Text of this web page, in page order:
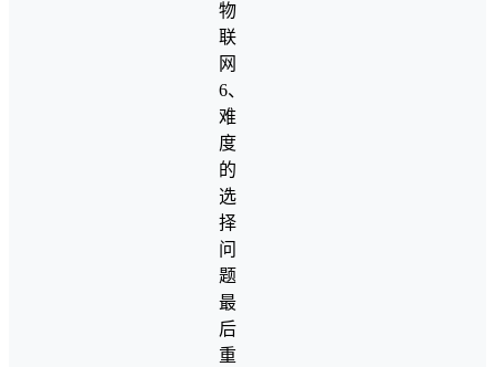
物
联
网
6、
难
度
的
选
择
问
题
最
后
重